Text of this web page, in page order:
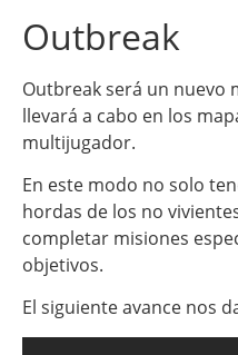
Outbreak
Outbreak será un nuevo
llevará a cabo en los
multijugador.
En este modo no solo
hordas de los no
completar misiones
objetivos.
El siguiente avance nos